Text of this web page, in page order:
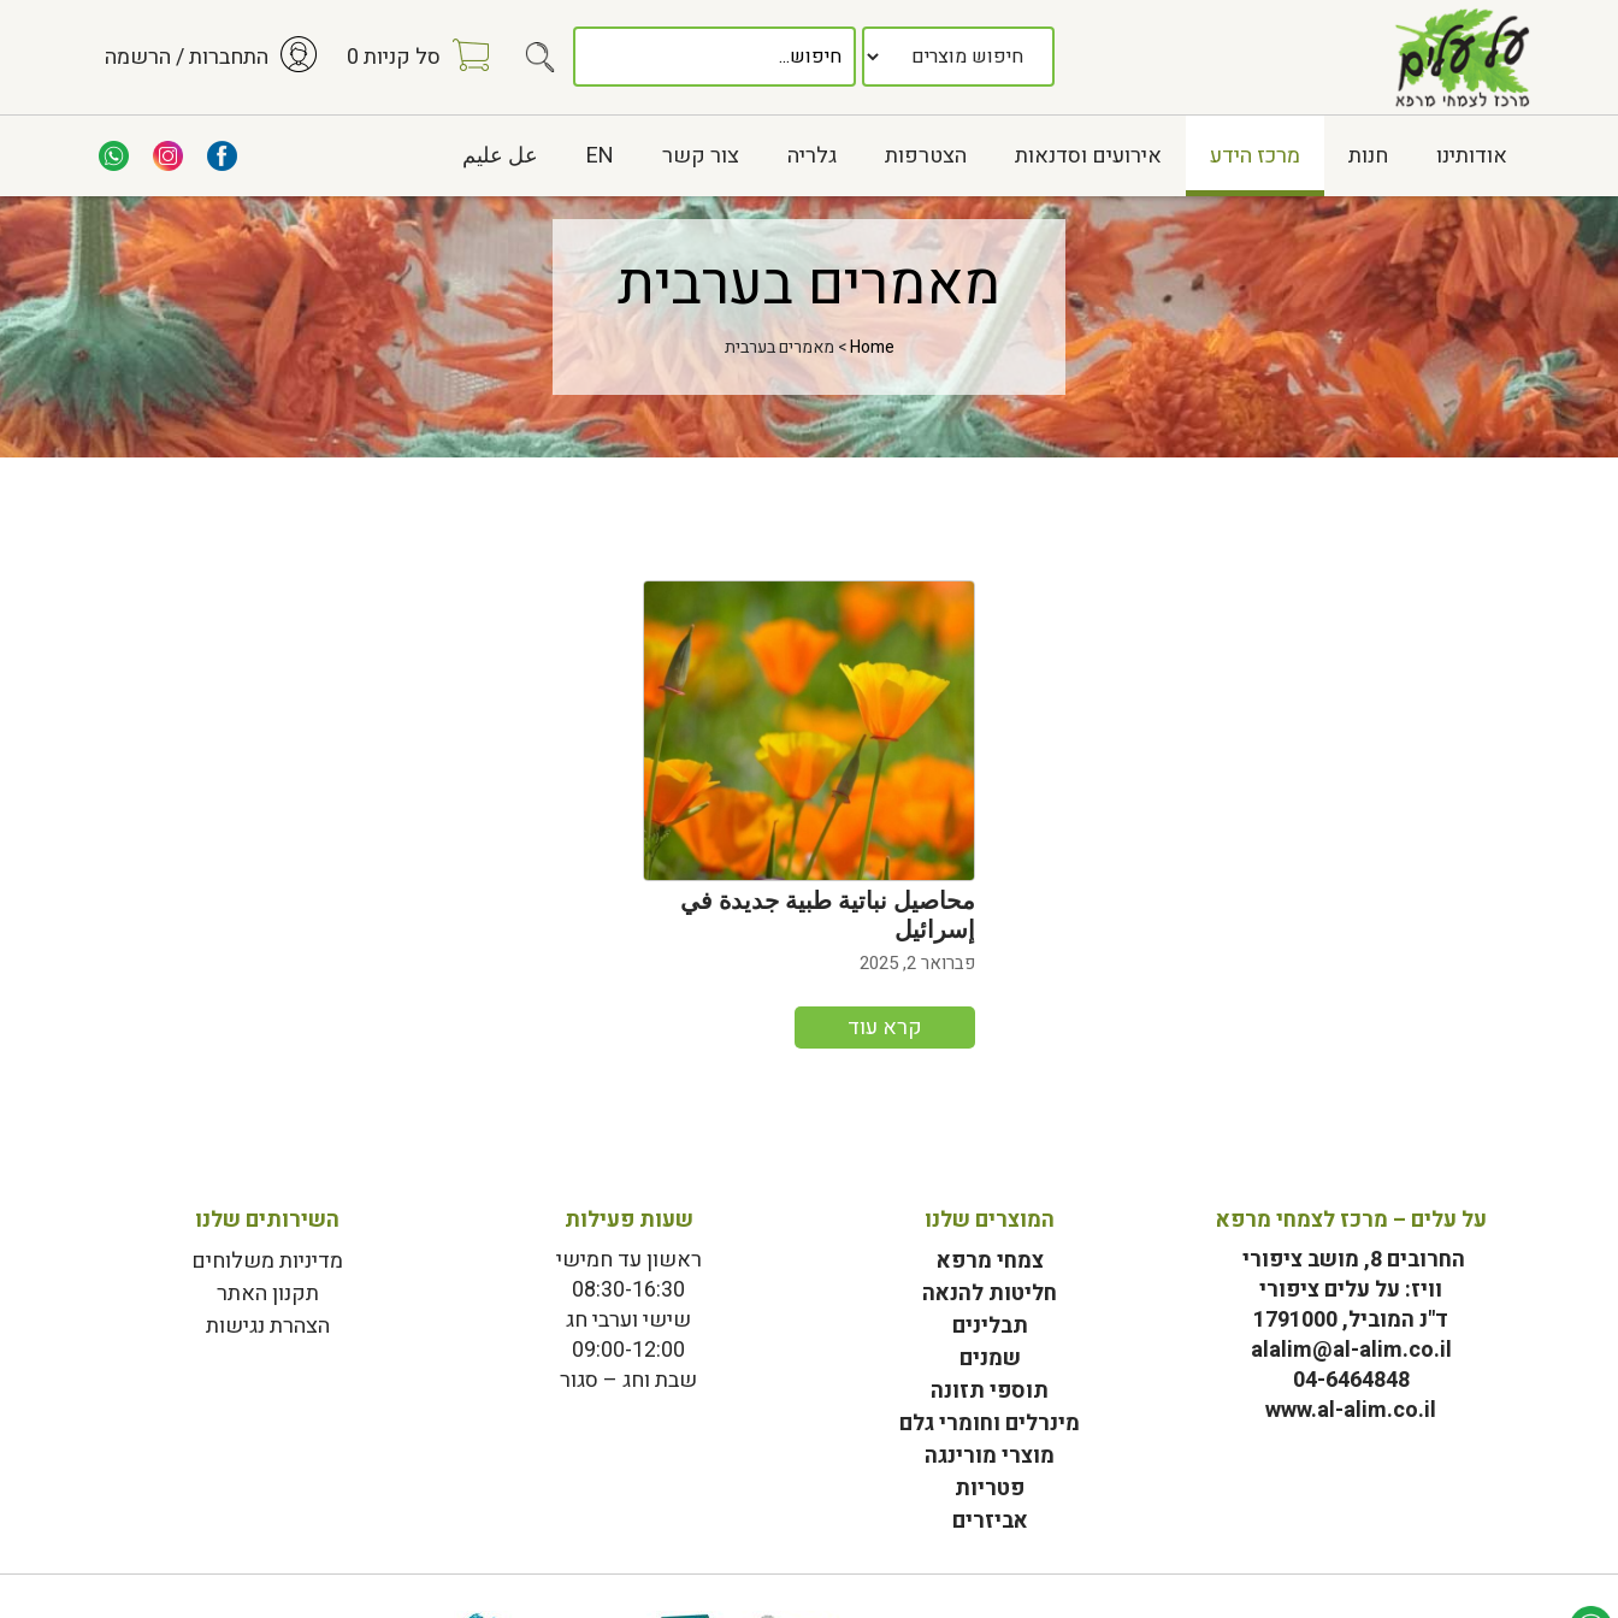
סל קניות0 התחברות / הרשמה
אודותינו חנות מרכז הידע אירועים וסדנאות הצטרפות גלריה צור קשר EN عل عليم
מאמרים בערבית
Home> מאמרים בערבית
محاصيل نباتية طبية جديدة في
إسرائيل
פברואר 2, 2025
קרא עוד
על עלים – מרכז לצמחי מרפא
החרובים 8, מושב ציפורי
וויז: על עלים ציפורי
ד"נ המוביל, 1791000
alalim@al-alim.co.il
04-6464848
www.al-alim.co.il
המוצרים שלנו
צמחי מרפא
חליטות להנאה
תבלינים
שמנים
תוספי תזונה
מינרלים וחומרי גלם
מוצרי מורינגה
פטריות
אביזרים
שעות פעילות
ראשון עד חמישי
08:30-16:30
שישי וערבי חג
09:00-12:00
שבת וחג – סגור
השירותים שלנו
מדיניות משלוחים
תקנון האתר
הצהרת נגישות